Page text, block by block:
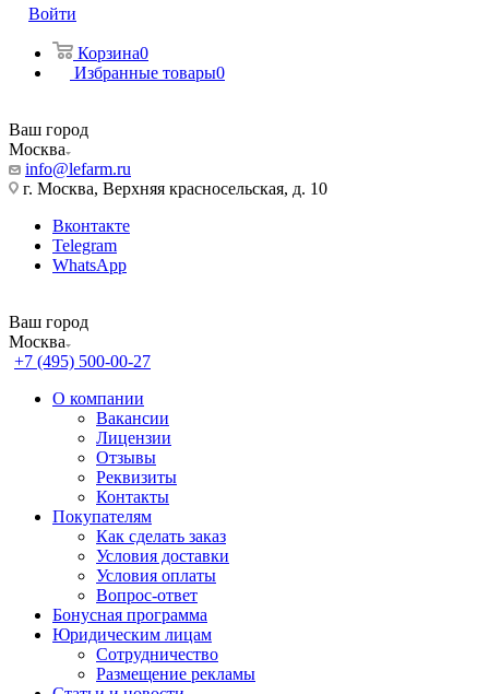
Войти
Корзина0
Избранные товары0
Ваш город
Москва
info@lefarm.ru
г. Москва, Верхняя красносельская, д. 10
Вконтакте
Telegram
WhatsApp
Ваш город
Москва
+7 (495) 500-00-27
О компании
Вакансии
Лицензии
Отзывы
Реквизиты
Контакты
Покупателям
Как сделать заказ
Условия доставки
Условия оплаты
Вопрос-ответ
Бонусная программа
Юридическим лицам
Сотрудничество
Размещение рекламы